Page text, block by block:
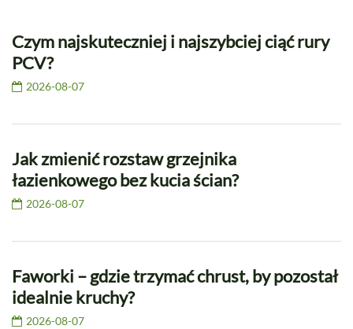
Czym najskuteczniej i najszybciej ciąć rury
PCV?
2026-08-07
Jak zmienić rozstaw grzejnika
łazienkowego bez kucia ścian?
2026-08-07
Faworki – gdzie trzymać chrust, by pozostał
idealnie kruchy?
2026-08-07